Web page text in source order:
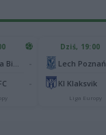
Dziś, 19:00
Lech Poznań
KI Klaksvik
Liga Europy